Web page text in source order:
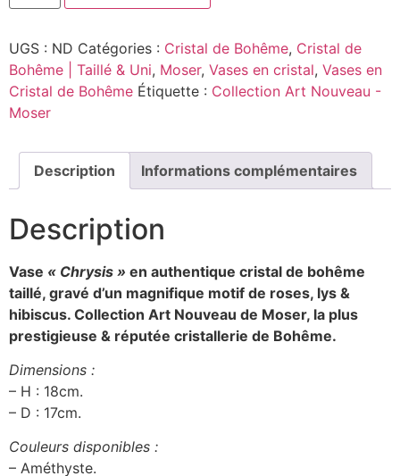
UGS : ND Catégories : Cristal de Bohême, Cristal de
Bohême | Taillé & Uni, Moser, Vases en cristal, Vases en
Cristal de Bohême Étiquette : Collection Art Nouveau -
Moser
Description Informations complémentaires
Description
Vase « Chrysis » en authentique cristal de bohême
taillé, gravé d’un magnifique motif de roses, lys &
hibiscus. Collection Art Nouveau de Moser, la plus
prestigieuse & réputée cristallerie de Bohême.
Dimensions :
– H : 18cm.
– D : 17cm.
Couleurs disponibles :
– Améthyste.